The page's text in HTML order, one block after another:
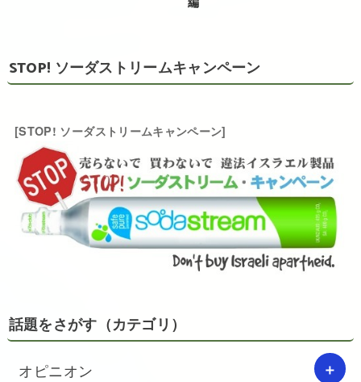
STOP! ソーダストリームキャンペーン
[STOP! ソーダストリームキャンペーン]
話題をさがす（カテゴリ）
オピニオン